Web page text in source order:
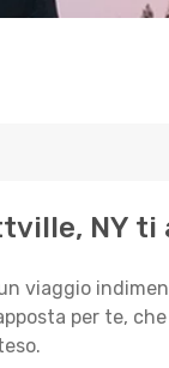
NY ti
viaggio
per te,